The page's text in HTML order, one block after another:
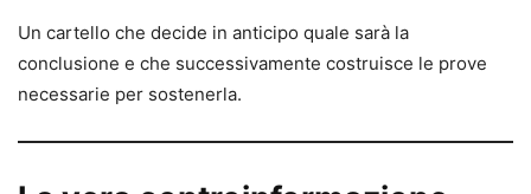
Un cartello che decide in anticipo quale sarà la
conclusione e che successivamente costruisce le prove
necessarie per sostenerla.